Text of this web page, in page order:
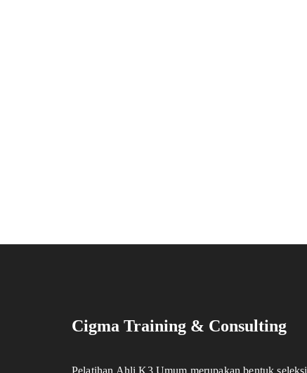
Cigma Training & Consulting
Pelatihan Ahli K3 Umum merupakan bentuk seleksi